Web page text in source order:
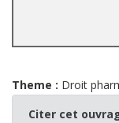
Theme : Droit
Citer cet